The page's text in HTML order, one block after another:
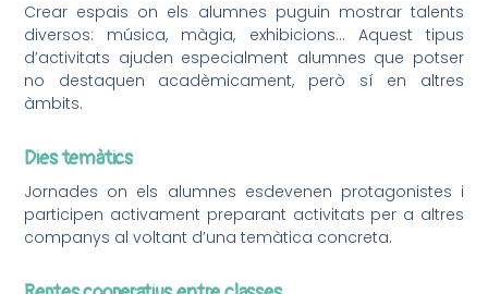
Crear espais on els alumnes puguin mostrar talents
diversos: música, màgia, exhibicions… Aquest tipus
d’activitats ajuden especialment alumnes que potser
no destaquen acadèmicament, però sí en altres
àmbits.
Dies temàtics
Jornades on els alumnes esdevenen protagonistes i
participen activament preparant activitats per a altres
companys al voltant d’una temàtica concreta.